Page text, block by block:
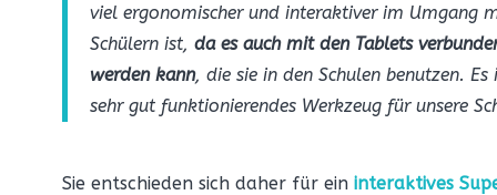
viel ergonomischer und interaktiver im Umgang
Schülern ist, da es auch mit den Tablets
werden kann, die sie in den Schulen benutzen. Es
sehr gut funktionierendes Werkzeug für unsere
Sie entschieden sich daher für ein interaktives